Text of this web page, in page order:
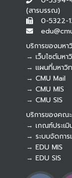
(สารบรรณ)
0-5322-
บริการของมหา
→ เว็บไซต์มหา
→ แผนที่มหาวิ
→ CMU Mail
→ CMU MIS
→ CMU SIS
บริการของคณ
→ เกณฑ์ประเมิ
→ ระบบจัดการ
→ EDU MIS
→ EDU SIS